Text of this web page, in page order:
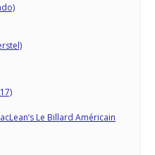
Le Billard Américain